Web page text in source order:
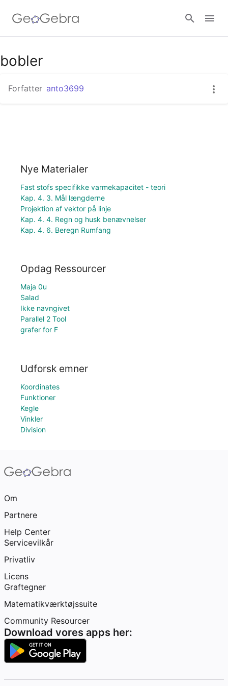
bobler
Forfatter anto3699
Nye Materialer
Fast stofs specifikke varmekapacitet - teori
Kap. 4. 3. Mål længderne
Projektion af vektor på linje
Kap. 4. 4. Regn og husk benævnelser
Kap. 4. 6. Beregn Rumfang
Opdag Ressourcer
Maja 0u
Salad
Ikke navngivet
Parallel 2 Tool
grafer for F
Udforsk emner
Koordinates
Funktioner
Kegle
Vinkler
Division
Om
Partnere
Help Center
Servicevilkår
Privatliv
Licens
Graftegner
Matematikværktøjssuite
Community Resourcer
Download vores apps her: